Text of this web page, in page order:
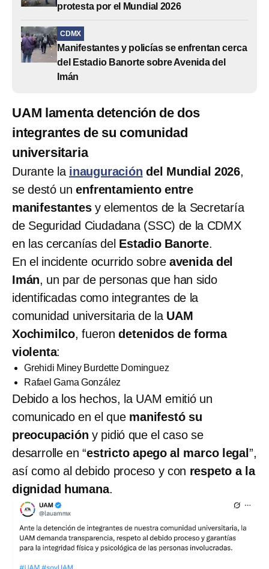
protesta por el Mundial 2026
CDMX
Manifestantes y policías se enfrentan cerca
del Estadio Banorte sobre Avenida del
Imán
UAM lamenta detención de dos
integrantes de su comunidad
universitaria
Durante la inauguración del Mundial 2026,
se destó unenfrentamiento entre
manifestantesy elementos de la Secretaría
de Seguridad Ciudadana (SSC) de la CDMX
en las cercanías del Estadio Banorte.
En el incidente ocurrido sobre avenida del
Imán, un par de personas que han sido
identificadas como integrantes de la
comunidad universitaria de la UAM
Xochimilco, fuerondetenidos de forma
violenta:
Grehidi Miney Burdette Dominguez
Rafael Gama González
Debido a los hechos, la UAM emitió un
comunicado en el que manifestó su
preocupación y pidió que el caso se
desarrolle en “estricto apego al marco legal ”,
así como al debido proceso y con respeto a la
dignidad humana.